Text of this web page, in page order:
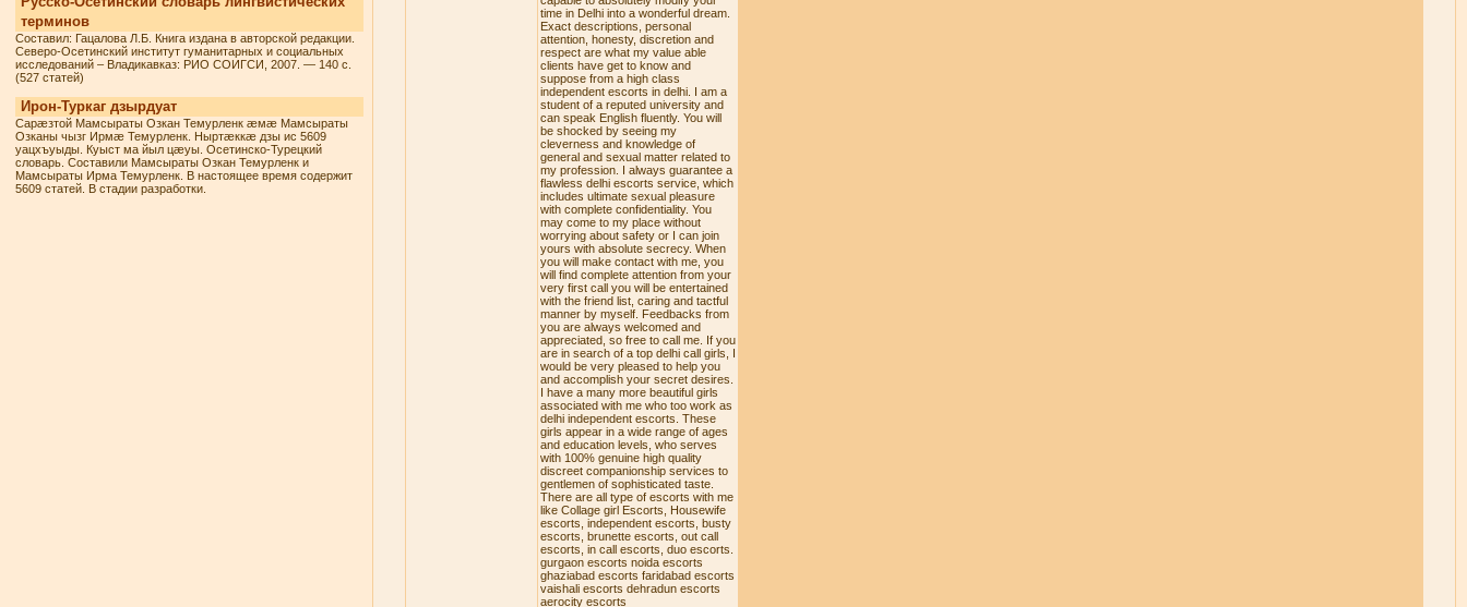
терминов
Составил: Гацалова Л.Б. Книга издана в авторской редакции.
Северо-Осетинский институт гуманитарных и социальных
исследований – Владикавказ: РИО СОИГСИ, 2007. — 140 с.
(527 статей)
Ирон-Туркаг дзырдуат
Сарæзтой Мамсыраты Озкан Темурленк æмæ Мамсыраты
Озканы чызг Ирмæ Темурленк. Ныртæккæ дзы ис 5609
уацхъуыды. Куыст ма йыл цæуы. Осетинско-Турецкий
словарь. Составили Мамсыраты Озкан Темурленк и
Мамсыраты Ирма Темурленк. В настоящее время содержит
5609 статей. В стадии разработки.
time in Delhi into a wonderful dream.
Exact descriptions, personal
attention, honesty, discretion and
respect are what my value able
clients have get to know and
suppose from a high class
independent escorts in delhi. I am a
student of a reputed university and
can speak English fluently. You will
be shocked by seeing my
cleverness and knowledge of
general and sexual matter related to
my profession. I always guarantee a
flawless delhi escorts service, which
includes ultimate sexual pleasure
with complete confidentiality. You
may come to my place without
worrying about safety or I can join
yours with absolute secrecy. When
you will make contact with me, you
will find complete attention from your
very first call you will be entertained
with the friend list, caring and tactful
manner by myself. Feedbacks from
you are always welcomed and
appreciated, so free to call me. If you
are in search of a top delhi call girls, I
would be very pleased to help you
and accomplish your secret desires.
I have a many more beautiful girls
associated with me who too work as
delhi independent escorts. These
girls appear in a wide range of ages
and education levels, who serves
with 100% genuine high quality
discreet companionship services to
gentlemen of sophisticated taste.
There are all type of escorts with me
like Collage girl Escorts, Housewife
escorts, independent escorts, busty
escorts, brunette escorts, out call
escorts, in call escorts, duo escorts.
gurgaon escorts noida escorts
ghaziabad escorts faridabad escorts
vaishali escorts dehradun escorts
aerocity escorts